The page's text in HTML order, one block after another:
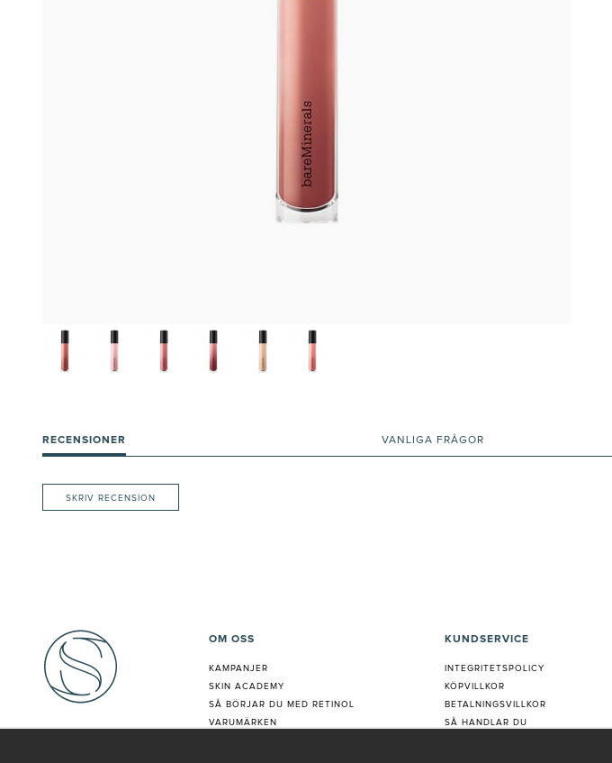
RECENSIONER VANLIGA FRÅGOR
SKRIV RECENSION
OM OSS
KAMPANJER
SKIN ACADEMY
SÅ BÖRJAR DU MED RETINOL
VARUMÄRKEN
KUNDSERVICE
INTEGRITETSPOLICY
KÖPVILLKOR
BETALNINGSVILLKOR
SÅ HANDLAR DU